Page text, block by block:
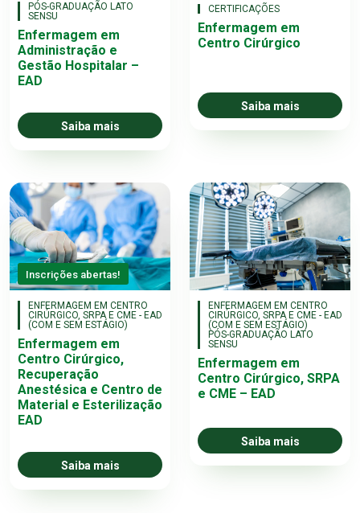
PÓS-GRADUAÇÃO LATO
SENSU
Enfermagem em
Administração e
Gestão Hospitalar –
EAD
Saiba mais
CERTIFICAÇÕES
Enfermagem em
Centro Cirúrgico
Saiba mais
Inscrições abertas!
ENFERMAGEM EM CENTRO
CIRÚRGICO, SRPA E CME - EAD
(COM E SEM ESTÁGIO)
Enfermagem em
Centro Cirúrgico,
Recuperação
Anestésica e Centro de
Material e Esterilização
EAD
Saiba mais
ENFERMAGEM EM CENTRO
CIRÚRGICO, SRPA E CME - EAD
(COM E SEM ESTÁGIO)
PÓS-GRADUAÇÃO LATO
SENSU
Enfermagem em
Centro Cirúrgico, SRPA
e CME – EAD
Saiba mais